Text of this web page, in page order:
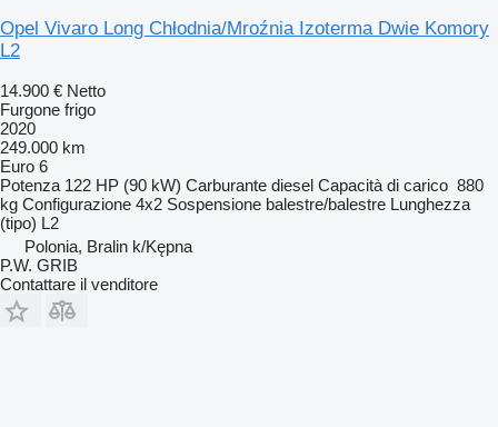
Opel Vivaro Long Chłodnia/Mroźnia Izoterma Dwie Komory
L2
14.900 € Netto
Furgone frigo
2020
249.000 km
Euro 6
Potenza 122 HP (90 kW) Carburante diesel Capacità di carico 880
kg Configurazione 4x2 Sospensione balestre/balestre Lunghezza
(tipo) L2
Polonia, Bralin k/Kępna
P.W. GRIB
Contattare il venditore